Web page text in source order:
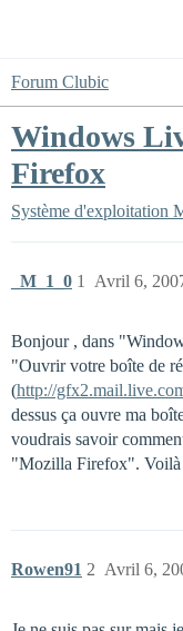
Forum Clubic
Windows
Firefox
Système d'exploitation
_M_1_0 Avril 6,
1
Bonjour , dans
"Ouvrir votre boîte de
(http://
dessus ça ouvre ma
voudrais savoir
"Mozilla Firefox". Voilà
Rowen91 Avril 6,
2